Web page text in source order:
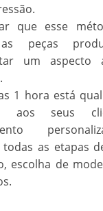
que esse
peças
um aspecto
1 hora está
aos seus
todas as etapas
escolha de